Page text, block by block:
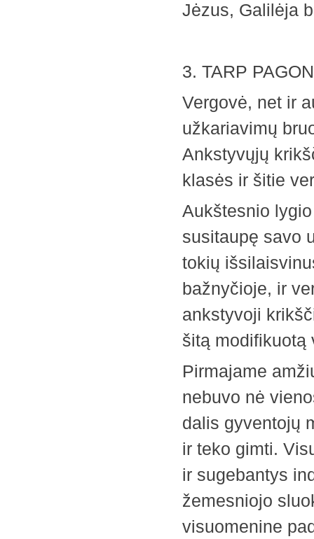
Jėzus, Galilėja
3. TARP
Vergovė, net ir
užkariavimų
Ankstyvųjų
klasės ir šitie
Aukštesnio
susitaupę savo
tokių
bažnyčioje, ir
ankstyvoji
šitą modifikuotą
Pirmajame
nebuvo nė
dalis gyventojų
ir teko gimti.
ir sugebantys
žemesniojo
visuomenine